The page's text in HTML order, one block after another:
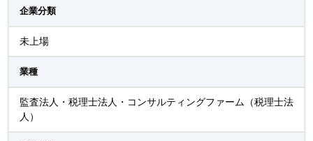
企業分類
未上場
業種
監査法人・税理士法人・コンサルティングファーム（税理士法
人）